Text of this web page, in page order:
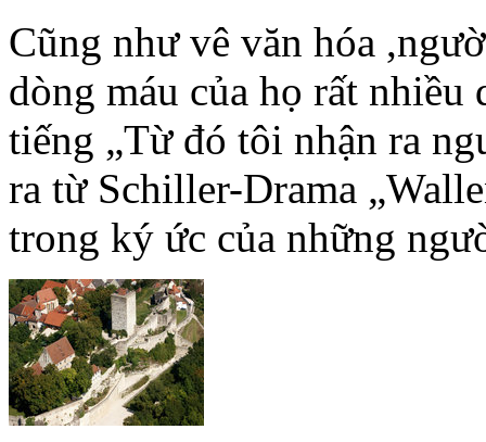
Cũng như vê văn hóa
dòng máu của họ rất
tiếng „Từ đó tôi nhận ra
ra từ Schiller-Drama
trong ký ức của những